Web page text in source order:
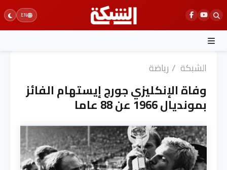
Skip
to
content
EN
الشبكة / رياضة
وفاة الإنكليزي جورج إيستهام الفائز
بمونديال 1966 عن 88 عاما